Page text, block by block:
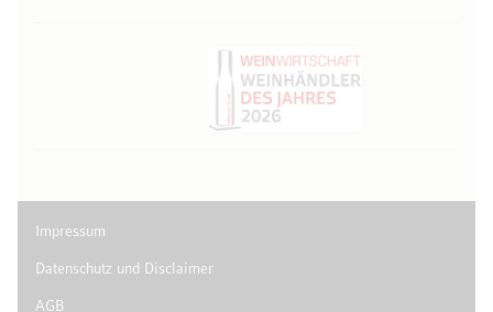
Impressum
Datenschutz und Disclaimer
AGB